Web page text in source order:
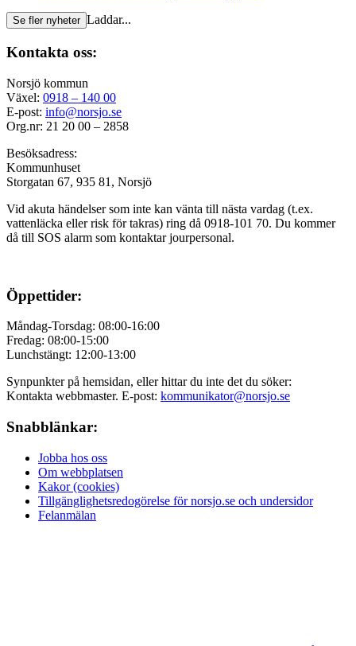
Se fler nyheter Laddar...
Kontakta oss:
Norsjö kommun
Växel: 0918 – 140 00
E-post: info@norsjo.se
Org.nr: 21 20 00 – 2858
Besöksadress:
Kommunhuset
Storgatan 67, 935 81, Norsjö
Vid akuta händelser som inte kan vänta till nästa vardag (t.ex.
vattenläcka ellerrisk för takras) ring då 0918-101 70. Du kommer
då till SOS alarm som kontaktar jourpersonal.
Öppettider:
Måndag-Torsdag: 08:00-16:00
Fredag: 08:00-15:00
Lunchstängt: 12:00-13:00
Synpunkter på hemsidan, eller hittar du inte det du söker:
Kontakta webbmaster. E-post: kommunikator@norsjo.se
Snabblänkar:
Jobba hos oss
Om webbplatsen
Kakor (cookies)
Tillgänglighetsredogörelse för norsjo.se och undersidor
Felanmälan